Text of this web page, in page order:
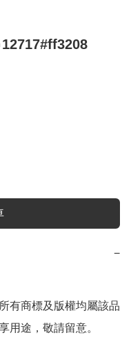
−
有商標及版權均屬該品
用途，敬請留意。